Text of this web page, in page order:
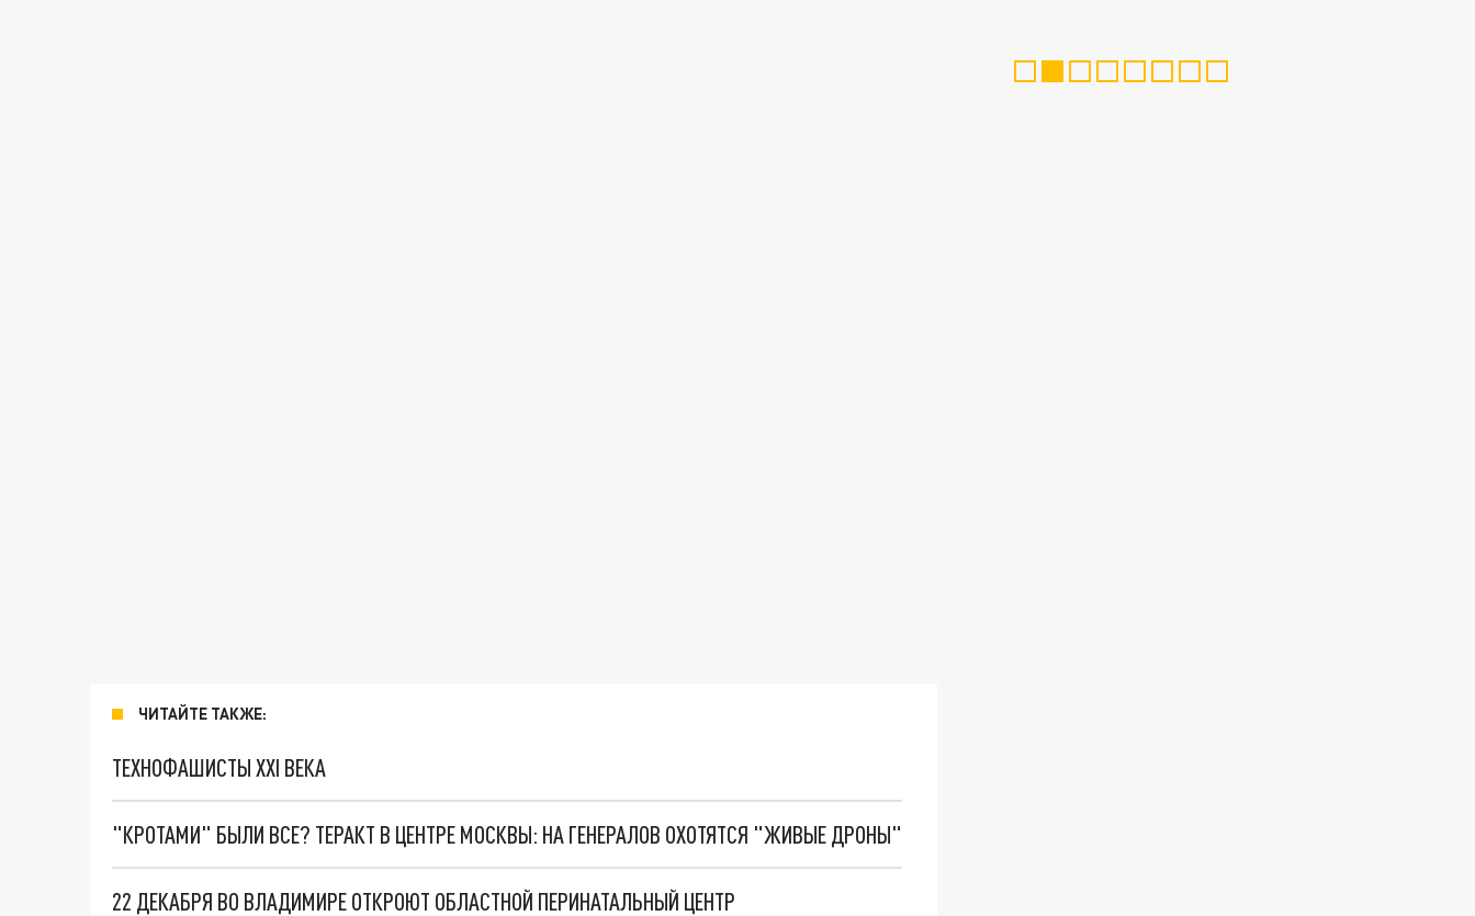
ЧИТАЙТЕ ТАКЖЕ:
ТЕХНОФАШИСТЫ XXI ВЕКА
"КРОТАМИ" БЫЛИ ВСЕ? ТЕРАКТ В ЦЕНТРЕ МОСКВЫ: НА ГЕНЕРАЛОВ ОХОТЯТСЯ "ЖИВЫЕ ДРОНЫ"
22 ДЕКАБРЯ ВО ВЛАДИМИРЕ ОТКРОЮТ ОБЛАСТНОЙ ПЕРИНАТАЛЬНЫЙ ЦЕНТР